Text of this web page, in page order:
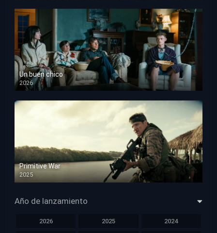
Un buen chico
2026
HD 1080p
Primitive War
2025
HD 1080p
Año de lanzamiento
2026 2025 2024